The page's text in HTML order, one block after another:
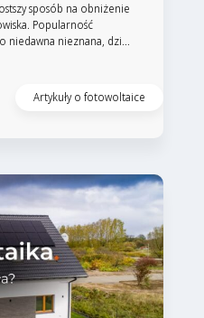
sposób na obniżenie
Popularność
nieznana, dzi...
Artykuły o fotowoltaice